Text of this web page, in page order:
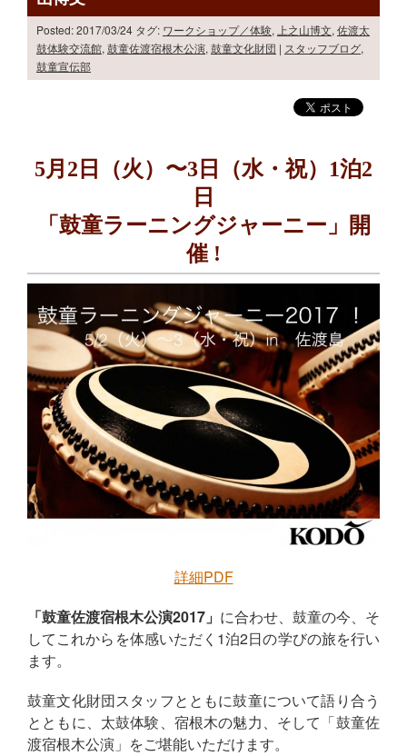
Posted: 2017/03/24 タグ: ワークショップ／体験, 上之山博文, 佐渡太
鼓体験交流館, 鼓童佐渡宿根木公演, 鼓童文化財団 | スタッフブログ,
鼓童宣伝部
5月2日（火）〜3日（水・祝）1泊2
日
「鼓童ラーニングジャーニー」開
催 !
詳細PDF
「鼓童佐渡宿根木公演2017」 に合わせ、鼓童の今、そ
してこれからを体感いただく1泊2日の学びの旅を行い
ます。
鼓童文化財団スタッフとともに鼓童について語り合う
とともに、太鼓体験、宿根木の魅力、そして「鼓童佐
渡宿根木公演」をご堪能いただけます。